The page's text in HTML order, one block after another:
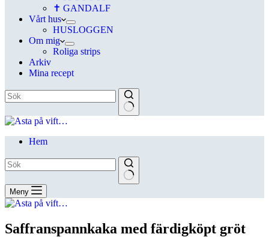
✝ GANDALF
Vårt hus
HUSLOGGEN
Om mig
Roliga strips
Arkiv
Mina recept
Hem
Meny
Saffranspannkaka med färdigköpt gröt